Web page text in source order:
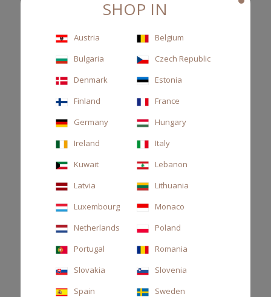
bello, stimolando i
sensi.”
SHOP IN
Austria
Belgium
Bulgaria
Czech Republic
Denmark
Estonia
Finland
France
Germany
Hungary
Ireland
Italy
Kuwait
Lebanon
Latvia
Lithuania
Luxembourg
Monaco
Netherlands
Poland
Portugal
Romania
Slovakia
Slovenia
Spain
Sweden